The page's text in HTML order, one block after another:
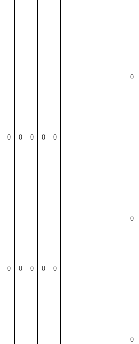
0 0 0 0 0
0
0 0 0 0 0
0
0